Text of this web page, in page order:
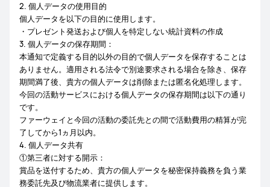
2. 個人データの使用目的
個人データを以下の目的に使用します。
・プレゼント発送および個人を特定しない統計資料の作成
3. 個人データの保存期間：
本通知で定義する目的以外の目的で個人データを保存することは
ありません。適用される法令で別途要求される場合を除き、保存
期間満了後、貴方の個人データは削除または匿名化処理します。
今回の活動サービスにおける個人データの保存期間は以下の通り
です。
ファーウェイと今回の活動の委託先との間で活動費用の精算が完
了してから1ヵ月以内。
4. 個人データ共有
①第三者に対する開示：
賞品を送付するため、貴方の個人データを秘密保持義務を負う業
務委託先及び物流業者に提供します。